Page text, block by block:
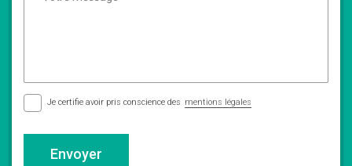
Je certifie avoir pris conscience des mentions légales
Envoyer